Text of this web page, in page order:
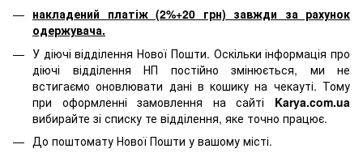
накладений платіж (2%+20 грн) завжди за рахунок
одержувача.
У діючі відділення Нової Пошти. Оскільки інформація про
діючі відділення НП постійно змінюється, ми не
встигаємо оновлювати дані в кошику на чекауті. Тому
при оформленні замовлення на сайті Karya.com.ua
вибирайте зі списку те відділення, яке точно працює.
До поштомату Нової Пошти у вашому місті.